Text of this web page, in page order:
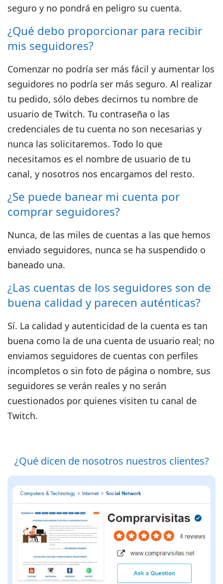
seguro y no pondrá en peligro su cuenta.
¿Qué debo proporcionar para recibir
mis seguidores?
Comenzar no podría ser más fácil y aumentar los
seguidores no podría ser más seguro. Al realizar
tu pedido, sólo debes decirnos tu nombre de
usuario de Twitch. Tu contraseña o las
credenciales de tu cuenta no son necesarias y
nunca las solicitaremos. Todo lo que
necesitamos es el nombre de usuario de tu
canal, y nosotros nos encargamos del resto.
¿Se puede banear mi cuenta por
comprar seguidores?
Nunca, de las miles de cuentas a las que hemos
enviado seguidores, nunca se ha suspendido o
baneado una.
¿Las cuentas de los seguidores son de
buena calidad y parecen auténticas?
Sí. La calidad y autenticidad de la cuenta es tan
buena como la de una cuenta de usuario real; no
enviamos seguidores de cuentas con perfiles
incompletos o sin foto de página o nombre, sus
seguidores se verán reales y no serán
cuestionados por quienes visiten tu canal de
Twitch.
¿Qué dicen de nosotros nuestros clientes?